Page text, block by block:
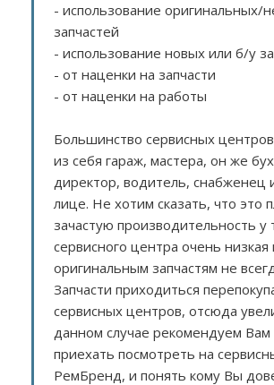
- использование оригинальных/
запчастей
- использование новых или б/у
- от наценки на запчасти
- от наценки на работы
Большинство сервисных
из себя гараж, мастера, он же
директор, водитель, снабженец
лице. Не хотим сказать, что это
зачастую производительность у
сервисного центра очень низкая
оригинальным запчастям не
Запчасти приходиться
сервисных центров, отсюда
данном случае рекомендуем Вам
приехать посмотреть на
РемБренд, и понять кому Вы